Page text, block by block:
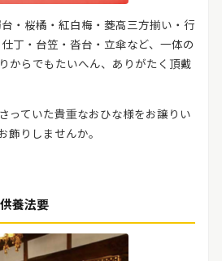
・桜橘・紅白梅・菱高三方揃い・行
丁・台笠・沓台・立傘など、一体の
からでもたいへん、ありがたく頂戴
っていた貴重なおひな様をお譲りい
飾りしませんか。
養法要